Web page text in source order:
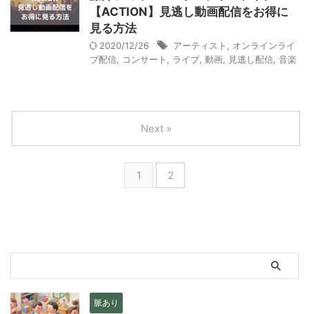
【ACTION】見逃し動画配信をお得に
見る方法
2020/12/26 アーティスト
オンラインライ
ブ配信
コンサート ライブ 動画 見逃し配信 音楽
1 2
Next »
脈あり